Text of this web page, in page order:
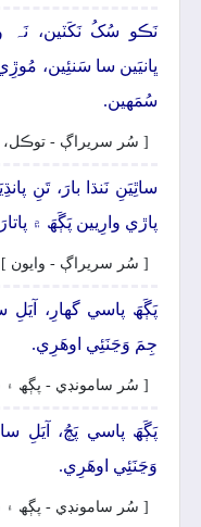
نَڪو سُکُ نَکَٽين، نَہ
ڀانيَين سا سَنئِين،
سُمَهين.
[ سُر سريراڳ -
ساٿِيَنِ نَنڌا بارَ، تَنِ
پاڙي وارِيين پَڳَھَ ۾
[ سُر سريراڳ - وايون ]
پَڳَھَ پاسي گهارِ،
جِمَ وَڃَنَئِي اوھَرِي.
[ سُر سامونڊي - پڳھ
پَڳَھَ پاسي پَچُ، آيَلِ
وَڃَنَئِي اوھَرِي.
[ سُر سامونڊي - پڳھ